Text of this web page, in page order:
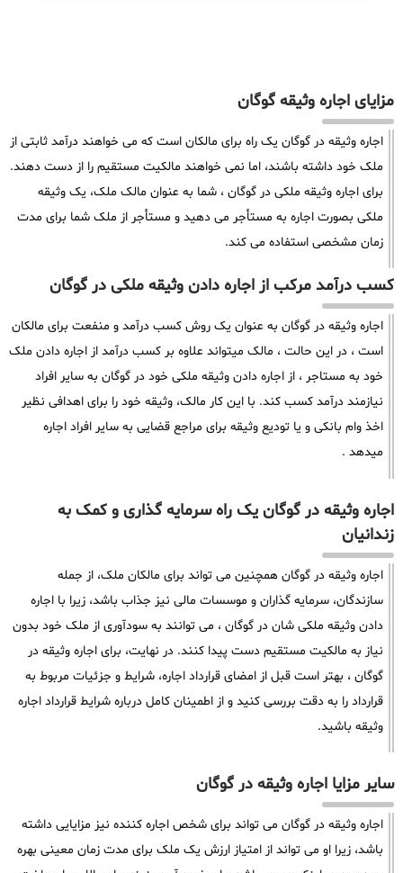
مزایای اجاره وثیقه گوگان
اجاره وثیقه در گوگان یک راه برای مالکان است که می خواهند درآمد ثابتی از
ملک خود داشته باشند، اما نمی خواهند مالکیت مستقیم را از دست دهند.
برای اجاره وثیقه ملکی در گوگان ، شما به عنوان مالک ملک، یک وثیقه
ملکی بصورت اجاره به مستأجر می دهید و مستأجر از ملک شما برای مدت
زمان مشخصی استفاده می کند.
کسب درآمد مرکب از اجاره دادن وثیقه ملکی در گوگان
اجاره وثیقه در گوگان به عنوان یک روش کسب درآمد و منفعت برای مالکان
است ، در این حالت ، مالک میتواند علاوه بر کسب درآمد از اجاره دادن ملک
خود به مستاجر ، از اجاره دادن وثیقه ملکی خود در گوگان به سایر افراد
نیازمند درآمد کسب کند. با این کار مالک، وثیقه خود را برای اهدافی نظیر
اخذ وام بانکی و یا تودیع وثیقه برای مراجع قضایی به سایر افراد اجاره
میدهد .
اجاره وثیقه در گوگان یک راه سرمایه گذاری و کمک به
زندانیان
اجاره وثیقه در گوگان همچنین می تواند برای مالکان ملک، از جمله
سازندگان، سرمایه گذاران و موسسات مالی نیز جذاب باشد، زیرا با اجاره
دادن وثیقه ملکی شان در گوگان ، می توانند به سودآوری از ملک خود بدون
نیاز به مالکیت مستقیم دست پیدا کنند. در نهایت، برای اجاره وثیقه در
گوگان ، بهتر است قبل از امضای قرارداد اجاره، شرایط و جزئیات مربوط به
قرارداد را به دقت بررسی کنید و از اطمینان کامل درباره شرایط قرارداد اجاره
وثیقه باشید.
سایر مزایا اجاره وثیقه در گوگان
اجاره وثیقه در گوگان می تواند برای شخص اجاره کننده نیز مزایایی داشته
باشد، زیرا او می تواند از امتیاز ارزش یک ملک برای مدت زمان معینی بهره